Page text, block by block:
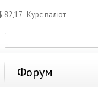
82,17 Курс валют
Форум